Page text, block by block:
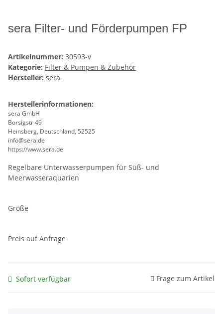
sera Filter- und Förderpumpen FP
Artikelnummer: 30593-v
Kategorie: Filter & Pumpen & Zubehör
Hersteller: sera
Herstellerinformationen:
sera GmbH
Borsigstr 49
Heinsberg, Deutschland, 52525
info@sera.de
https://www.sera.de
Regelbare Unterwasserpumpen für Süß- und
Meerwasseraquarien
Größe
Preis auf Anfrage
Sofort verfügbar Frage zum Artikel